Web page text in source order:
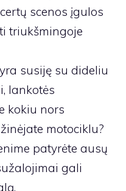
scenos įgulos
triukšmingoje
susiję su dideliu
lankotės
kokiu nors
motociklu?
patyrėte ausų
gali